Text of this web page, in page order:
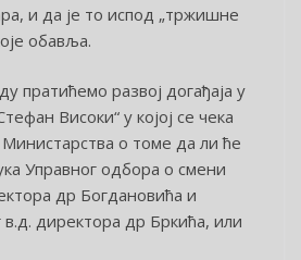
и да је то испод „тржишне
обавља.
пратићемо развој догађаја у
Високи“ у којој се чека
о томе да ли ће
Управног одбора о смени
др Богдановића и
директора др Бркића, или